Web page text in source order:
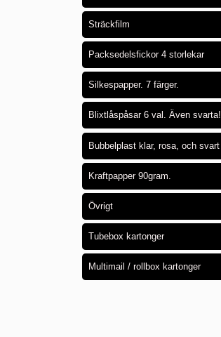
Sträckfilm
Packsedelsfickor 4 storlekar
Silkespapper. 7 färger.
Blixtlåspåsar 6 val. Även svarta!
Bubbelplast klar, rosa, och svart
Kraftpapper 90gram.
Övrigt
Tubebox kartonger
Multimail / rollbox kartonger